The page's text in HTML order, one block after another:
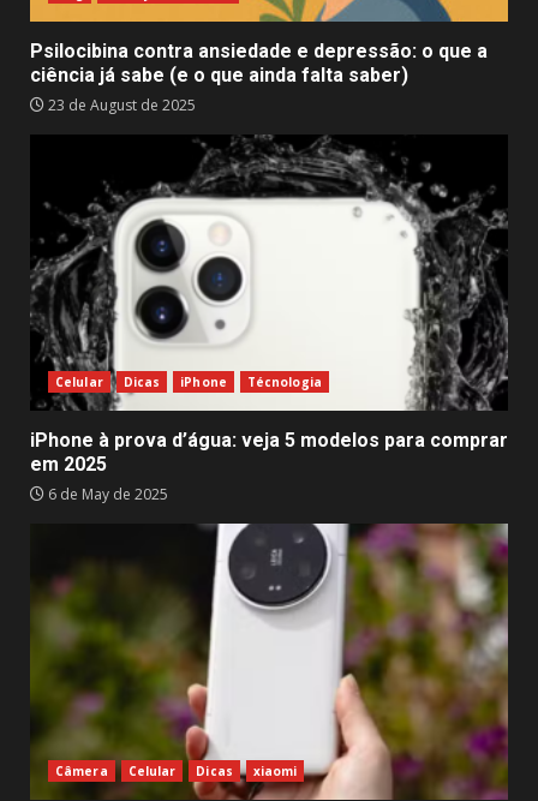
Psilocibina contra ansiedade e depressão: o que a
ciência já sabe (e o que ainda falta saber)
23 de August de 2025
Celular Dicas iPhone Técnologia
iPhone à prova d’água: veja 5 modelos para comprar
em 2025
6 de May de 2025
Câmera Celular Dicas xiaomi